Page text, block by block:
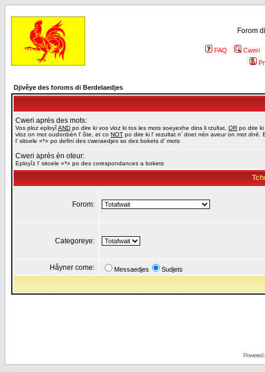
Forom
FAQ
Cweri
Djivêye des foroms di Berdelaedjes
Cweri après des mots:
Vos ploz eployîAND po dire ki vos vloz ki tos les mots soeyexhe dins li rzultat, OR po dire ki
vloz on mot oudonbén l' ôte, et co NOT po dire ki l' rezultat n' doet nén aveur on mot dné.
l' sitoele «*» po defini des cweraedjes so des bokets d' mots
Cweri après èn oteur:
Eployîz l' sitoele «*» po des corespondances a bokets
Forom:
Categoreye:
Håyner come: Messaedjes Sudjets
Powered